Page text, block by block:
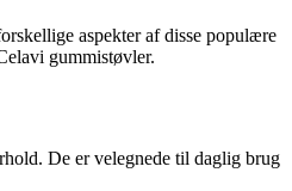
aspekter af disse populære
gummistøvler.
De er velegnede til daglig brug